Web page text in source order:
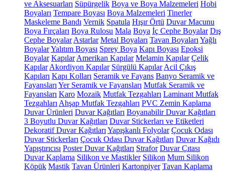
ve Aksesuarları Süpürgelik Boya ve Boya Malzemeleri Hobi
Boyaları Tempare Boyası Boya Malzemeleri Tinerler
Maskeleme Bandı Vernik Spatula Hışır Örtü Duvar Macunu
Boya Fırçaları Boya Rulosu Mala Boya İç Cephe Boyalar Dış
Cephe Boyalar Astarlar Metal Boyaları Tavan Boyaları Yağlı
BoyalarYalıtım Boyası Sprey Boya Kapı Boyası Epoksi
Boyalar Kapılar Amerikan Kapılar Melamin Kapılar Çelik
Kapılar Akordiyon Kapılar Sürgülü Kapılar Acil Çıkış
Kapıları Kapı Kolları Seramik ve Fayans Banyo Seramik ve
Fayansları Yer Seramik ve Fayansları Mutfak Seramik ve
Fayansları Karo Mozaik Mutfak Tezgahları Laminant Mutfak
Tezgahları Ahşap Mutfak Tezgahları PVC Zemin Kaplama
Duvar Ürünleri Duvar Kağıtları Boyanabilir Duvar Kağıtları
3 Boyutlu Duvar Kağıtları Duvar Stickerları ve Etiketleri
Dekoratif Duvar Kağıtları Yapışkanlı Folyolar Çocuk Odası
Duvar Stickerları Çocuk Odası Duvar Kağıtları Duvar Kağıdı
Yapıştırıcısı Poster Duvar Kağıtları Strafor Duvar Çıtası
Duvar Kaplama Silikon ve Mastikler Silikon Mum Silikon
Köpük Mastik Tavan Ürünleri Kartonpiyer Tavan Kaplama